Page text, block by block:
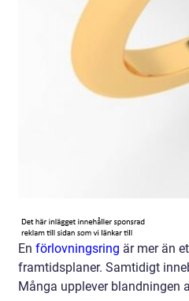
En förlovningsring är mer än
framtidsplaner. Samtidigt
Många upplever blandningen